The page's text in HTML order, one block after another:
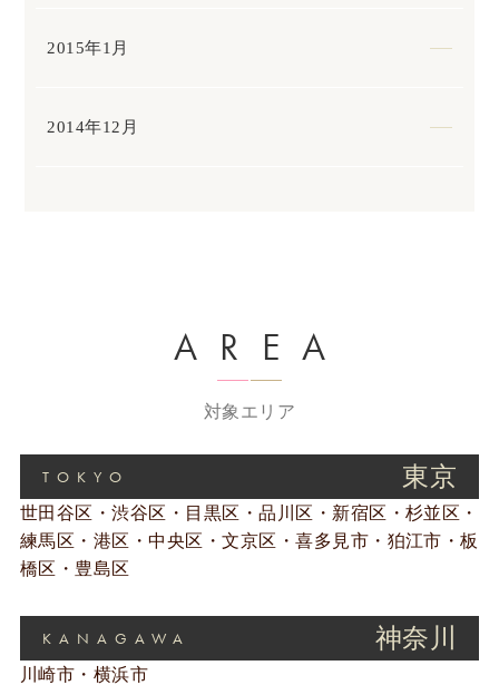
2015年1月
2014年12月
AREA
対象エリア
TOKYO 東京
世田谷区・渋谷区・目黒区・品川区・新宿区・杉並区・
練馬区・港区・中央区・文京区・喜多見市・狛江市・板
橋区・豊島区
KANAGAWA 神奈川
川崎市・横浜市